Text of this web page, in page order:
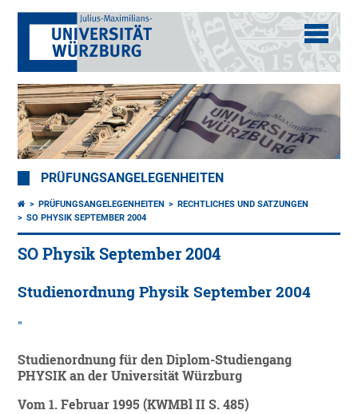
PRÜFUNGSANGELEGENHEITEN
PRÜFUNGSANGELEGENHEITEN
RECHTLICHES UND SATZUNGEN
SO PHYSIK SEPTEMBER 2004
SO Physik September 2004
Studienordnung Physik September 2004
Studienordnung für den Diplom-Studiengang
PHYSIK an der Universität Würzburg
Vom 1. Februar 1995 (KWMBl II S. 485)